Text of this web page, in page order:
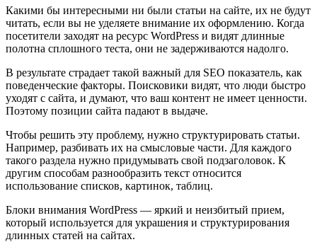
Какими бы интересными ни были статьи на сайте, их не будут
читать, если вы не уделяете внимание их оформлению. Когда
посетители заходят на ресурс WordPress и видят длинные
полотна сплошного теста, они не задерживаются надолго.
В результате страдает такой важный для SEO показатель, как
поведенческие факторы. Поисковики видят, что люди быстро
уходят с сайта, и думают, что ваш контент не имеет ценности.
Поэтому позиции сайта падают в выдаче.
Чтобы решить эту проблему, нужно структурировать статьи.
Например, разбивать их на смысловые части. Для каждого
такого раздела нужно придумывать свой подзаголовок. К
другим способам разнообразить текст относится
использование списков, картинок, таблиц.
Блоки внимания WordPress — яркий и неизбитый прием,
который используется для украшения и структурирования
длинных статей на сайтах.